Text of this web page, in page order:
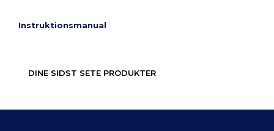
Instruktionsmanual
DINE SIDST SETE PRODUKTER